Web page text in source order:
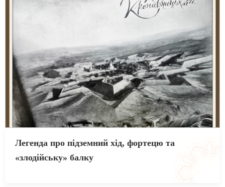
Легенда про підземний хід, фортецю та
«злодійську» балку